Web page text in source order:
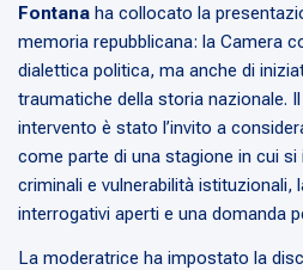
Fontana ha collocato la
memoria repubblicana: la Camera
dialettica politica, ma anche di
traumatiche della storia nazionale.
intervento è stato l’invito a
come parte di una stagione in cui
criminali e vulnerabilità istituzionali,
interrogativi aperti e una domanda
La moderatrice ha impostato la